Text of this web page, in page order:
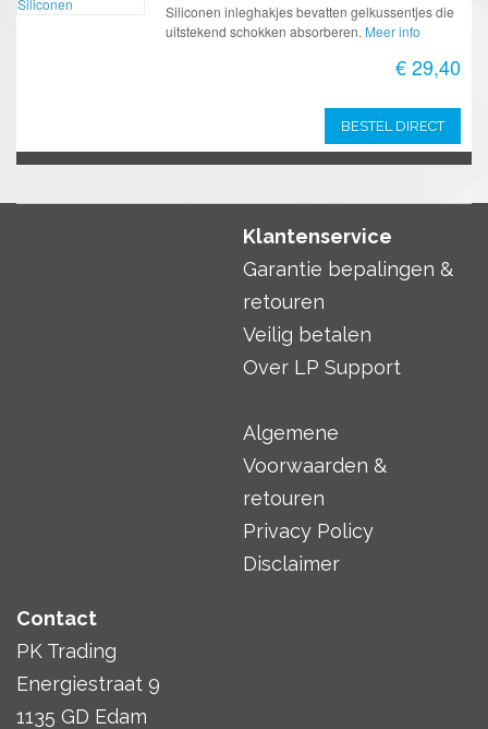
Siliconen inleghakjes bevatten gelkussentjes die
uitstekend schokken absorberen. Meer info
€ 29,40
BESTEL DIRECT
Klantenservice
Garantie bepalingen &
retouren
Veilig betalen
Over LP Support
Algemene
Voorwaarden &
retouren
Privacy Policy
Disclaimer
Contact
PK Trading
Energiestraat 9
1135 GD Edam